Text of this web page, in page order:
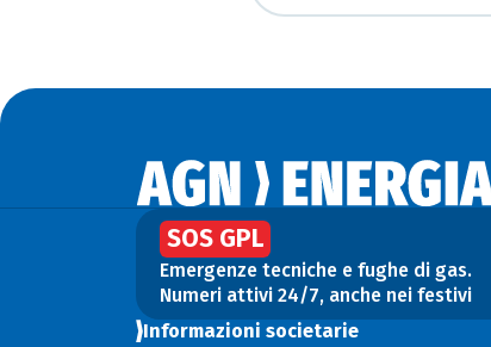
SOS GPL
Emergenze tecniche e fughe di gas.
Numeri attivi 24/7, anche nei festivi
Informazioni societarie